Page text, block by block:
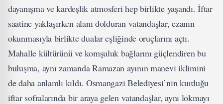
dayanışma ve kardeşlik atmosferi hep birlikte yaşandı. İftar
saatine yaklaşırken alanı dolduran vatandaşlar, ezanın
okunmasıyla birlikte dualar eşliğinde oruçlarını açtı.
Mahalle kültürünü ve komşuluk bağlarını güçlendiren bu
buluşma, aynı zamanda Ramazan ayının manevi iklimini
de daha anlamlı kıldı. Osmangazi Belediyesi’nin kurduğu
iftar sofralarında bir araya gelen vatandaşlar, aynı lokmayı